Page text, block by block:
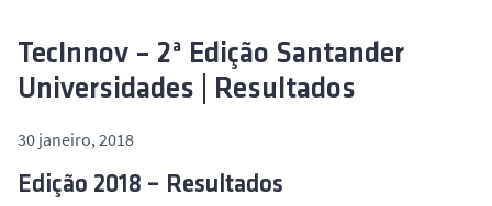
TecInnov – 2ª Edição Santander
Universidades | Resultados
30 janeiro, 2018
Edição 2018 – Resultados